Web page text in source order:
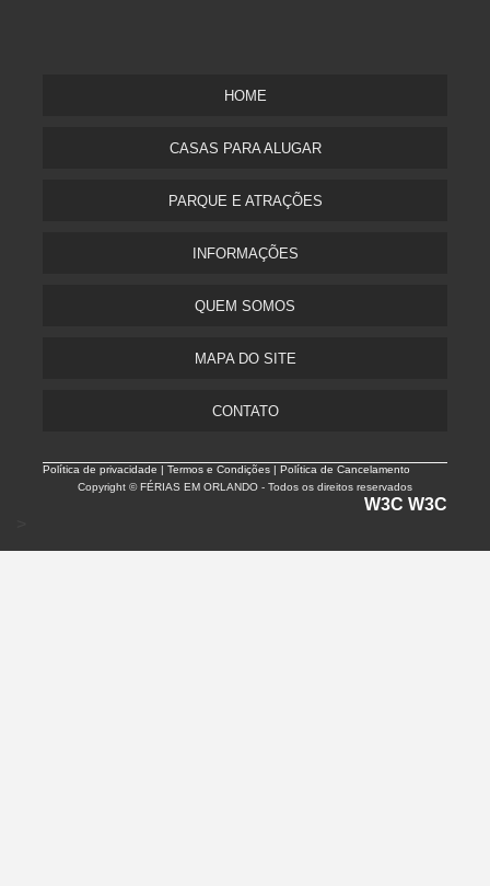
HOME
CASAS PARA ALUGAR
PARQUE E ATRAÇÕES
INFORMAÇÕES
QUEM SOMOS
MAPA DO SITE
CONTATO
Política de privacidade |Termos e Condições | Política de Cancelamento
Copyright © FÉRIAS EM ORLANDO - Todos os direitos reservados
W3C W3C